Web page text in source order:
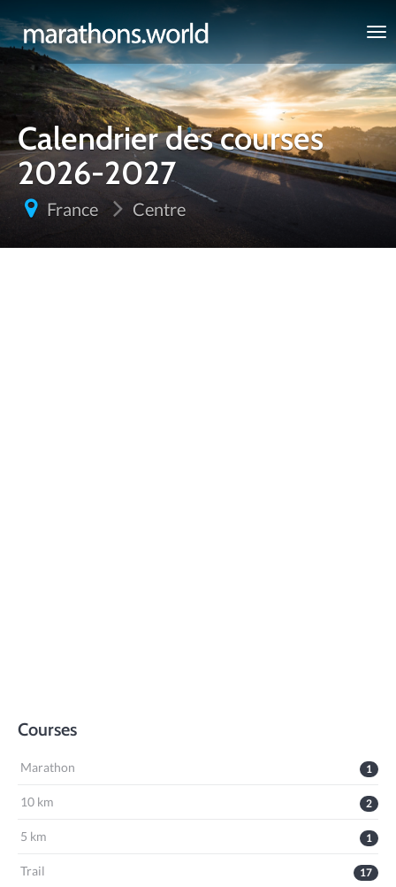
marathons.world
Calendrier des courses
2026-2027
France Centre
Courses
1
Marathon
2
10 km
1
5 km
17
Trail